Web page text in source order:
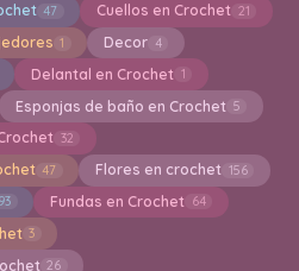
47 Cuellos en Crochet 21
1 Decor 4
Delantal en Crochet 1
Esponjas de baño en Crochet 5
32
47 Flores en crochet 156
Fundas en Crochet 64
3
26